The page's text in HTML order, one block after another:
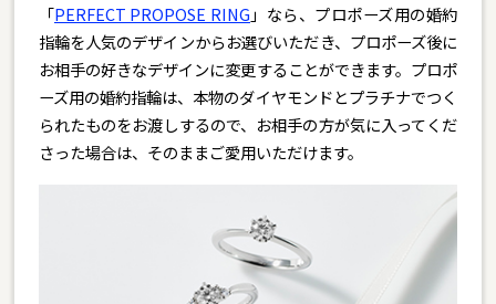
「PERFECT PROPOSE RING 」なら、プロポーズ用の婚約
指輪を人気のデザインからお選びいただき、プロポーズ後に
お相手の好きなデザインに変更することができます。プロポ
ーズ用の婚約指輪は、本物のダイヤモンドとプラチナでつく
られたものをお渡しするので、お相手の方が気に入ってくだ
さった場合は、そのままご愛用いただけます。